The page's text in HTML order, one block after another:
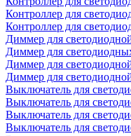
Контроллер для
Контроллер для
Диммер для
Диммер для
Диммер для
Диммер для
Выключатель для
Выключатель для
Выключатель для
Выключатель для